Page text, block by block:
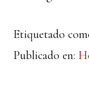
Etiquetado
Publicado en: